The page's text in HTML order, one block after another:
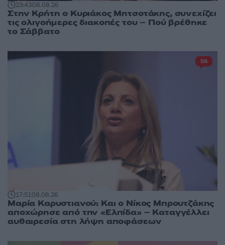
23:4308.08.26
Στην Κρήτη ο Κυριάκος Μητσοτάκης, συνεχίζει
τις ολιγοήμερες διακοπές του – Πού βρέθηκε
το Σάββατο
17:5108.08.26
Μαρία Καρυστιανού: Και ο Νίκος Μπρουτζάκης
αποχώρησε από την «Ελπίδα» – Καταγγέλλει
αυθαιρεσία στη λήψη αποφάσεων
56